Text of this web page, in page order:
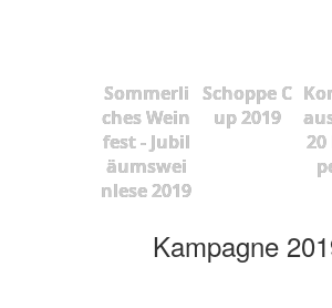
Sommerli
ches Wein
fest - Jubil
äumswei
nlese 2019
Schoppe C
up 2019
20
Kampagne